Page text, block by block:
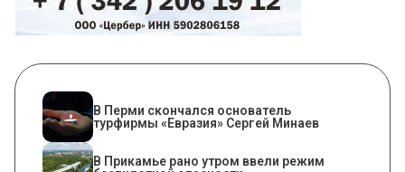
В Перми скончался основатель
турфирмы «Евразия» Сергей Минаев
​В Прикамье рано утром ввели режим